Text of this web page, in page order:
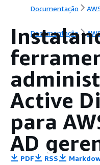
Documentação
Documentação
Active
para
AD
PDF RSS